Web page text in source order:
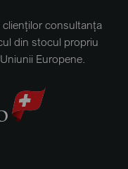
clienților consultanța
din stocul propriu
Europene.